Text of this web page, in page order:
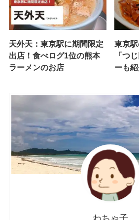
天外天：東京駅に期間限定
出店！食べログ1位の熊本
ラーメンのお店
東京
「つ
ーも
わちゃ子